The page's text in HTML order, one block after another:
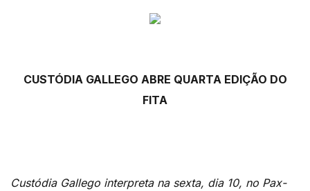
CUSTÓDIA GALLEGO ABRE QUARTA EDIÇÃO DO
FITA
Custódia Gallego interpreta na sexta, dia 10, no Pax-